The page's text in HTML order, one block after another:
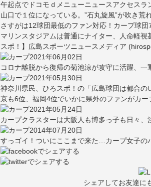
午起点でドコモｄメニューニュースアクセスラ
山口で１位になっている。”石丸旋風”が吹き荒
さすがは12球団最低のファン対応！カープ球
マリンスタジアムは普通にナイター、人命軽
スポ！】広島スポーツニュースメディア
2021年06月02日
コロナ離脱から復帰の菊池涼が攻守に活躍、
2021年05月30日
神奈川県民、ひろスポ！の「広島球団は都合
京も6位、福岡4位でいかに県外のファンがカー
2021年05月24日
カープクラスターは大阪人も博多っ子も日々
2014年07月20日
すっゴイ！ついにここまで来た…カープ女子の
シェアしてお友達に